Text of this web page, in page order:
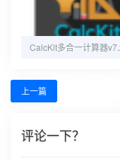
上一篇
评论一下？